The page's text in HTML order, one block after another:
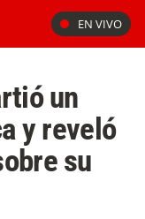
EN VIVO
un
y reveló
su